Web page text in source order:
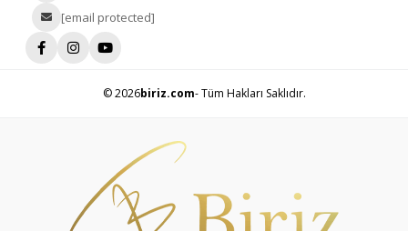
[email protected]
© 2026biriz.com- Tüm Hakları Saklıdır.